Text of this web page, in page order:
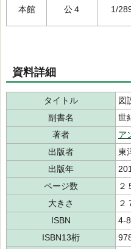
本館 公４ 1/
資料詳細
タイトル
図
副書名
世
著者
ア
出版者
東
出版年
ページ数
２
大きさ
２
ISBN
4-
ISBN13桁